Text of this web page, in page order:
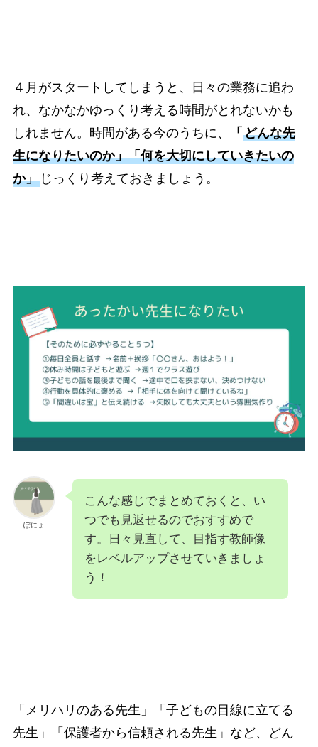
４月がスタートしてしまうと、日々の業務に追わ
れ、なかなかゆっくり考える時間がとれないかも
しれません。時間がある今のうちに、
「 どんな先
生になりたいのか」「何を大切にしていきたいの
か」じっくり考えておきましょう。
ぽにょ
こんな感じでまとめておくと、い
つでも見返せるのでおすすめで
す。日々見直して、目指す教師像
をレベルアップさせていきましょ
う！
「メリハリのある先生」「子どもの目線に立てる
先生」「保護者から信頼される先生」など、どん